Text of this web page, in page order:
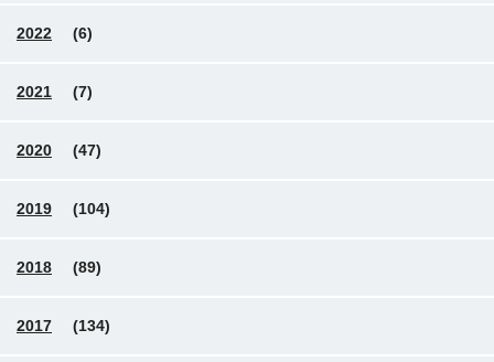
2022 (6)
2021 (7)
2020 (47)
2019 (104)
2018 (89)
2017 (134)